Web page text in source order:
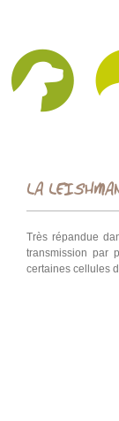
LA
Très répandue
transmission par
certaines cellules